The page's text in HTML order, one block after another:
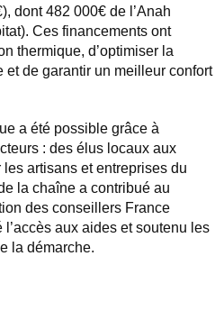
dont 482 000€ de l’Anah
Ces financements ont
thermique, d’optimiser la
de garantir un meilleur confort
a été possible grâce à
: des élus locaux aux
artisans et entreprises du
la chaîne a contribué au
des conseillers France
l’accès aux aides et soutenu les
la démarche.